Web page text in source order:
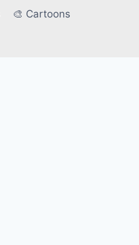
🎨 Cartoons